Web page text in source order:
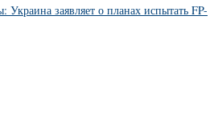
Украина заявляет о планах испытать FP-